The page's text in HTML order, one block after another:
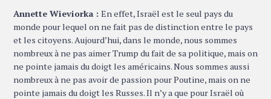
Annette Wieviorka : En effet, Israël est le seul pays du
monde pour lequel on ne fait pas de distinction entre le pays
et les citoyens. Aujourd’hui, dans le monde, nous sommes
nombreux à ne pas aimer Trump du fait de sa politique, mais on
ne pointe jamais du doigt les américains. Nous sommes aussi
nombreux à ne pas avoir de passion pour Poutine, mais on ne
pointe jamais du doigt les Russes. Il n’y a que pour Israël où